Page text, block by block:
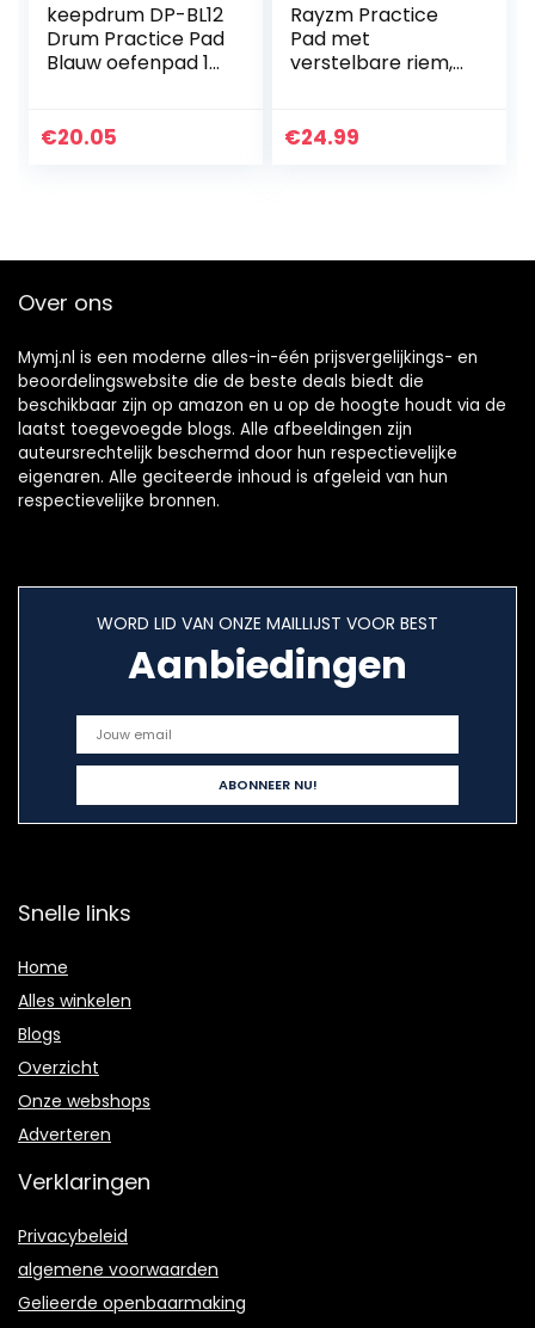
keepdrum DP-BL12
Drum Practice Pad
Blauw oefenpad 12
€20.05
Rayzm Practice
Pad met
verstelbare riem,
trommel feel, 4
€24.99
Over ons
Mymj.nl is een moderne alles-in-één prijsvergelijkings- en
beoordelingswebsite die de beste deals biedt die
beschikbaar zijn op amazon en u op de hoogte houdt via de
laatst toegevoegde blogs. Alle afbeeldingen zijn
auteursrechtelijk beschermd door hun respectievelijke
eigenaren. Alle geciteerde inhoud is afgeleid van hun
respectievelijke bronnen.
WORD LID VAN ONZE MAILLIJST VOOR BEST
Aanbiedingen
Snelle links
Home
Alles winkelen
Blogs
Overzicht
Onze webshops
Adverteren
Verklaringen
Privacybeleid
algemene voorwaarden
Gelieerde openbaarmaking